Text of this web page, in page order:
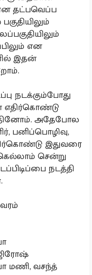
தட்பவெப்ப
என
இதன்
நடக்கும்போது
எதிர்கொண்டு
அதேபோல
பனிப்பொழிவு,
இதுவரை
சென்று
நடத்தி
மணி, வசந்த்